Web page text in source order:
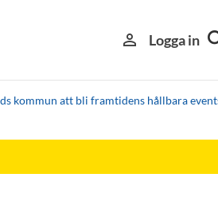
person_outline Logga in
kommun att bli framtidens hållbara